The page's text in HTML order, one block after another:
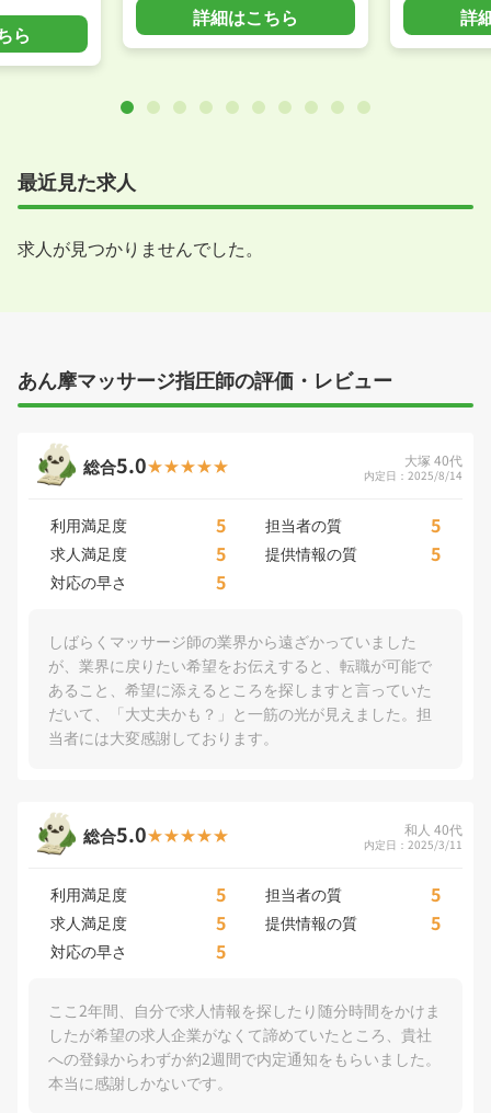
ら
詳細はこちら 詳
最近見た求人
求人が見つかりませんでした。
あん摩マッサージ指圧師の評価・レビュー
総合5.0 大塚 40代
内定日：2025/8/14
利用満足度 5 担当者の質 5
求人満足度 5 提供情報の質 5
対応の早さ 5
しばらくマッサージ師の業界から遠ざかっていました
が、業界に戻りたい希望をお伝えすると、転職が可能で
あること、希望に添えるところを探しますと言っていた
だいて、「大丈夫かも？」と一筋の光が見えました。担
当者には大変感謝しております。
総合5.0 和人 40代
内定日：2025/3/11
利用満足度 5 担当者の質 5
求人満足度 5 提供情報の質 5
対応の早さ 5
ここ2年間、自分で求人情報を探したり随分時間をかけま
したが希望の求人企業がなくて諦めていたところ、貴社
への登録からわずか約2週間で内定通知をもらいました。
本当に感謝しかないです。